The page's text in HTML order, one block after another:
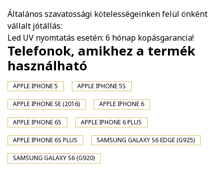
Általános szavatossági kötelességeinken felül önként
vállalt jótállás:
Led UV nyomtatás esetén: 6 hónap kopásgarancia!
Telefonok, amikhez a termék
használható
APPLE IPHONE 5 APPLE IPHONE 5S
APPLE IPHONE SE (2016) APPLE IPHONE 6
APPLE IPHONE 6S APPLE IPHONE 6 PLUS
APPLE IPHONE 6S PLUS SAMSUNG GALAXY S6 EDGE (G925)
SAMSUNG GALAXY S6 (G920)